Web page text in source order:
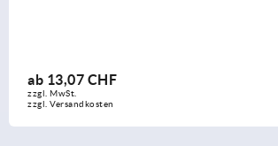
ab11,42 CHF
zzgl. MwSt.
zzgl. Versandkosten